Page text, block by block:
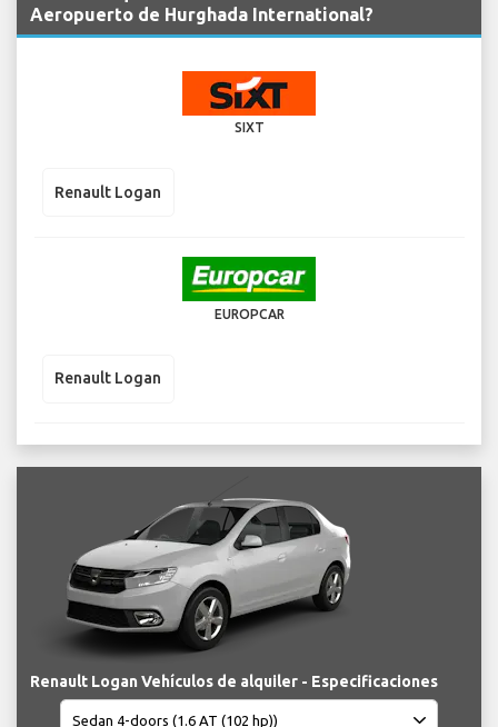
Aeropuerto de Hurghada International?
SIXT
Renault Logan
EUROPCAR
Renault Logan
Renault Logan Vehículos de alquiler - Especificaciones